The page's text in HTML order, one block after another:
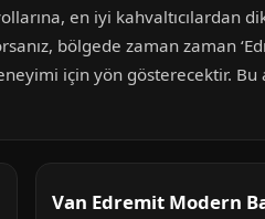
en iyi kahvaltıcılardan
bölgede zaman zaman
için yön gösterecektir. Bu
Van Edremit Modern